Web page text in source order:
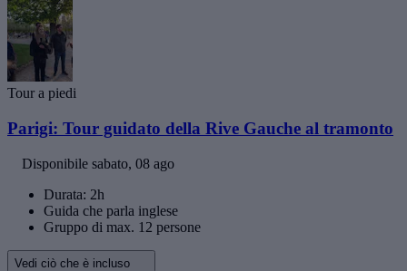
Tour a piedi
Parigi: Tour guidato della Rive Gauche al tramonto
Disponibile sabato, 08 ago
Durata: 2h
Guida che parla inglese
Gruppo di max. 12 persone
Vedi ciò che è incluso